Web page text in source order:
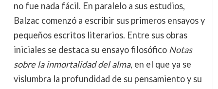
no fue nada fácil. En paralelo a sus estudios,
Balzac comenzó a escribir sus primeros ensayos y
pequeños escritos literarios. Entre sus obras
iniciales se destaca su ensayo filosófico Notas
sobre la inmortalidad del alma, en el que ya se
vislumbra la profundidad de su pensamiento y su